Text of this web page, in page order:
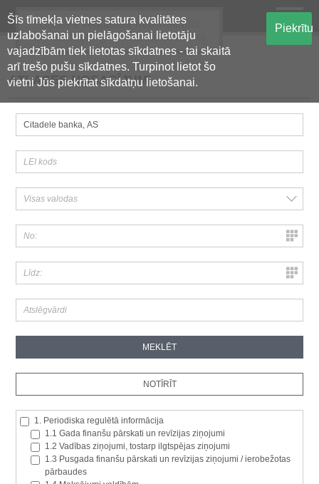
Šīs tīmekļa vietnes satura kvalitātes
uzlabošanai un pielāgošanai lietotāju
vajadzībām tiek lietotas sīkdatnes - tai skaitā
arī trešo pušu sīkdatnes. Turpinot lietot šo
vietni Jūs piekrītat sīkdatņu lietošanai.
Piekrītu
Oficiālā regulētās informācijas
centralizētā glabāšanas sistēma
ATLASES NOSACĪJUMI
1. Periodiska regulētā informācija
1.1 Gada finanšu pārskati un revīzijas ziņojumi
1.2 Vadības ziņojumi, tostarp ilgtspējas ziņojumi
1.3 Pusgada finanšu pārskati un revīzijas ziņojumi / ierobežotas
pārbaudes